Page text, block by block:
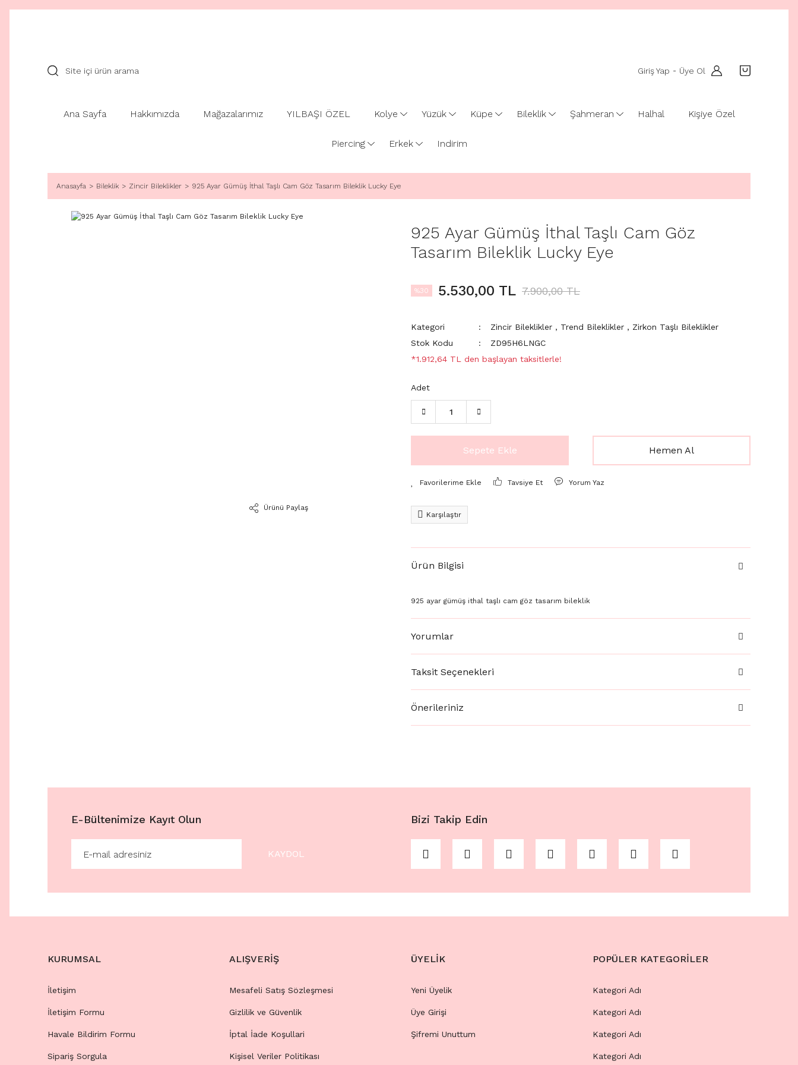
Giriş Yap - Üye Ol
Ana Sayfa Hakkımızda Mağazalarımız YILBAŞI ÖZEL Kolye Yüzük Küpe Bileklik Şahmeran Halhal Kişiye Özel
Piercing Erkek Indirim
Anasayfa Bileklik Zincir Bileklikler 925 Ayar Gümüş İthal Taşlı Cam Göz Tasarım Bileklik Lucky Eye
Ürünü Paylaş
925 Ayar Gümüş İthal Taşlı Cam Göz
Tasarım Bileklik Lucky Eye
%30 5.530,00 TL 7.900,00 TL
Kategori Zincir Bileklikler , Trend Bileklikler , Zirkon Taşlı Bileklikler
Stok Kodu
ZD95H6LNGC
*1.912,64 TL den başlayan taksitlerle!
Adet
Sepete Ekle Hemen Al
Tavsiye Et Yorum Yaz
Karşılaştır
Ürün Bilgisi
925 ayar gümüş ithal taşlı cam göz tasarım bileklik
Yorumlar
Taksit Seçenekleri
Önerileriniz
E-Bültenimize Kayıt Olun
KAYDOL
Bizi Takip Edin
KURUMSAL
İletişim
İletişim Formu
Havale Bildirim Formu
Sipariş Sorgula
ALIŞVERİŞ
Mesafeli Satış Sözleşmesi
Gizlilik ve Güvenlik
İptal İade Koşullari
Kişisel Veriler Politikası
ÜYELİK
Yeni Üyelik
Üye Girişi
Şifremi Unuttum
POPÜLER KATEGORİLER
Kategori Adı
Kategori Adı
Kategori Adı
Kategori Adı